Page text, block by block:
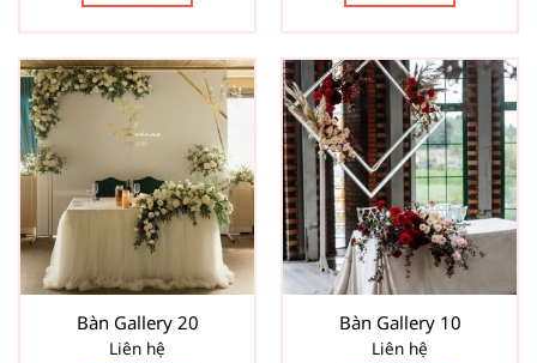
Bàn Gallery 20
Liên hệ
Bàn Gallery 10
Liên hệ